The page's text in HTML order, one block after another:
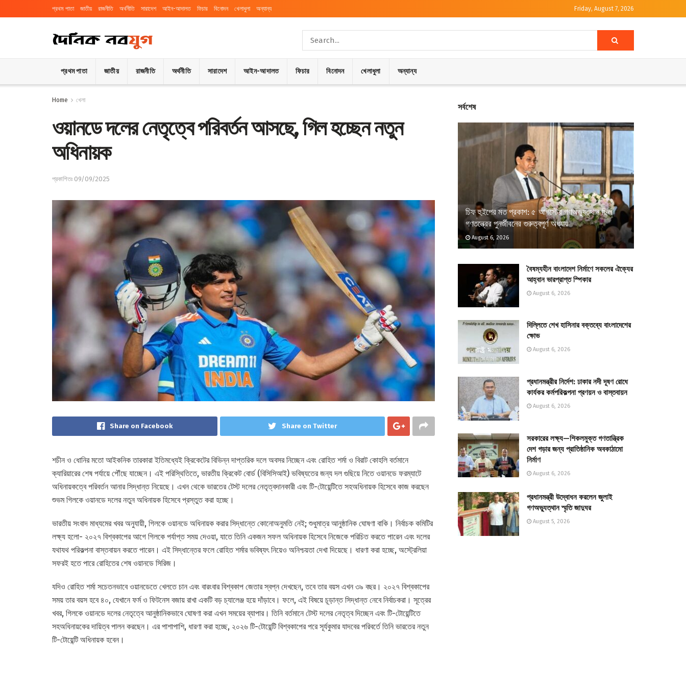
প্রথম পাতা জাতীয় রাজনীতি অর্থনীতি সারাদেশ আইন-আদালত ফিচার বিনোদন খেলাধুলা অন্যান্য Friday, August 7, 2026
প্রথম পাতা জাতীয় রাজনীতি অর্থনীতি সারাদেশ আইন-আদালত ফিচার বিনোদন খেলাধুলা অন্যান্য
Home খেলা
ওয়ানডে দলের নেতৃত্বে পরিবর্তন আসছে, গিল হচ্ছেন নতুন
অধিনায়ক
প্রকাশিতঃ 09/09/2025
Share on Facebook Share on Twitter
শচীন ও ধোনির মতো আইকনিক তারকারা ইতিমধ্যেই ক্রিকেটের বিভিন্ন দাপ্তরিক দলে অবসর নিচ্ছেন এবং রোহিত শর্মা ও বিরাট কোহলি বর্তমানে
ক্যারিয়ারের শেষ পর্যায়ে পৌঁছে যাচ্ছেন। এই পরিস্থিতিতে, ভারতীয় ক্রিকেট বোর্ড (বিসিসিআই) ভবিষ্যতের জন্য দল গুছিয়ে নিতে ওয়ানডে ফরম্যাটে
অধিনায়কত্বে পরিবর্তন আনার সিদ্ধান্ত নিয়েছে। এখন থেকে ভারতের টেস্ট দলের নেতৃত্বদানকারী এবং টি-টোয়েন্টিতে সহঅধিনায়ক হিসেবে কাজ করছেন
শুভম গিলকে ওয়ানডে দলের নতুন অধিনায়ক হিসেবে প্রস্তুত করা হচ্ছে।
ভারতীয় সংবাদ মাধ্যমের খবর অনুযায়ী, গিলকে ওয়ানডে অধিনায়ক করার সিদ্ধান্তে কোনোঅনুমতি নেই; শুধুমাত্র আনুষ্ঠানিক ঘোষণা বাকি। নির্বাচক কমিটির
লক্ষ্য হলো- ২০২৭ বিশ্বকাপের আগে গিলকে পর্যাপ্ত সময় দেওয়া, যাতে তিনি একজন সফল অধিনায়ক হিসেবে নিজেকে পরিচিত করতে পারেন এবং দলের
যথাযথ পরিকল্পনা বাস্তবায়ন করতে পারেন। এই সিদ্ধান্তের ফলে রোহিত শর্মার ভবিষ্যৎ নিয়েও অনিশ্চয়তা দেখা দিয়েছে। ধারণা করা হচ্ছে, অস্ট্রেলিয়া
সফরই হতে পারে রোহিতের শেষ ওয়ানডে সিরিজ।
যদিও রোহিত শর্মা সচেতনভাবে ওয়ানডেতে খেলতে চান এবং বারংবার বিশ্বকাপ জেতার স্বপ্ন দেখছেন, তবে তার বয়স এখন ৩৯ বছর। ২০২৭ বিশ্বকাপের
সময় তার বয়স হবে ৪০, যেখানে ফর্ম ও ফিটনেস বজায় রাখা একটি বড় চ্যালেঞ্জ হয়ে দাঁড়াবে। ফলে, এই বিষয়ে চূড়ান্ত সিদ্ধান্ত নেবে নির্বাচকরা। সূত্রের
খবর, গিলকে ওয়ানডে দলের নেতৃত্বে আনুষ্ঠানিকভাবে ঘোষণা করা এখন সময়ের ব্যাপার। তিনি বর্তমানে টেস্ট দলের নেতৃত্ব দিচ্ছেন এবং টি-টোয়েন্টিতে
সহঅধিনায়কের দায়িত্ব পালন করছেন। এর পাশাপাশি, ধারণা করা হচ্ছে, ২০২৬ টি-টোয়েন্টি বিশ্বকাপের পরে সূর্যকুমার যাদবের পরিবর্তে তিনি ভারতের নতুন
টি-টোয়েন্টি অধিনায়ক হবেন।
সর্বশেষ
চিফ হুইপের মত প্রকাশ: ৫ আগস্টের গণঅভ্যুত্থান ছিল
গণতন্ত্রের পুনর্জীবনের গুরুত্বপূর্ণ অধ্যায়
August 6, 2026
বৈষম্যহীন বাংলাদেশ নির্মাণে সকলের ঐক্যের
আহ্বান ভারপ্রাপ্ত স্পিকার
August 6, 2026
দিল্লিতে শেখ হাসিনার বক্তব্যে বাংলাদেশের
ক্ষোভ
August 6, 2026
প্রধানমন্ত্রীর নির্দেশ: ঢাকার নদী দূষণ রোধে
কার্যকর কর্মপরিকল্পনা প্রণয়ন ও বাস্তবায়ন
August 6, 2026
সরকারের লক্ষ্য—শিকলমুক্ত গণতান্ত্রিক
দেশ গড়ার জন্য প্রাতিষ্ঠানিক অবকাঠামো
নির্মাণ
August 6, 2026
প্রধানমন্ত্রী উদ্বোধন করলেন জুলাই
গণঅভ্যুত্থান স্মৃতি জাদুঘর
August 5, 2026